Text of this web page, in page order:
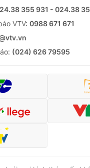
355 931 - 024.38
VTV: 0988 671 671
(024) 626 79595